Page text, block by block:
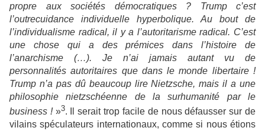
propre aux sociétés démocratiques ? Trump c’est
l’outrecuidance individuelle hyperbolique. Au bout de
l’individualisme radical, il y a l’autoritarisme radical. C’est
une chose qui a des prémices dans l’histoire de
l’anarchisme (…). Je n’ai jamais autant vu de
personnalités autoritaires que dans le monde libertaire !
Trump n’a pas dû beaucoup lire Nietzsche, mais il a une
philosophie nietzschéenne de la surhumanité par le
business !»3. Il serait trop facile de nous défausser sur de
vilains spéculateurs internationaux, comme si nous étions